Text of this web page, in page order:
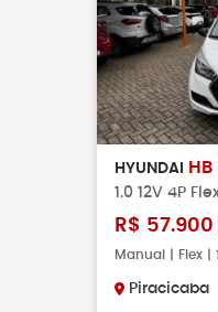
HYUNDAI HB
1.0 12V 4P
R$ 57.900
Manual | Flex |
Piracicaba